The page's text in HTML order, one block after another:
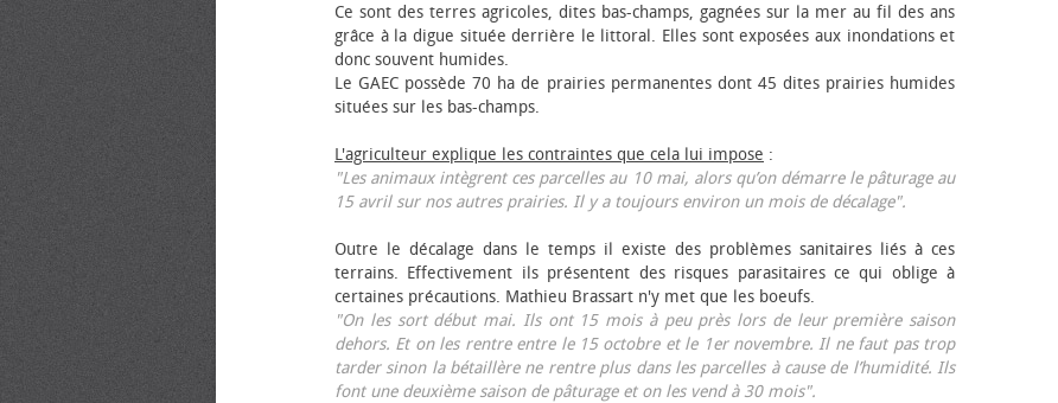
Ce sont des terres agricoles, dites bas-champs, gagnées sur la mer au fil des ans
grâce à la digue située derrière le littoral. Elles sont exposées aux inondations et
donc souvent humides.
Le GAEC possède 70 ha de prairies permanentes dont 45 dites prairies humides
situées sur les bas-champs.
L'agriculteur explique les contraintes que cela lui impose :
"Les animaux intègrent ces parcelles au 10 mai, alors qu’on démarre le pâturage au
15 avril sur nos autres prairies. Il y a toujours environ un mois de décalage".
Outre le décalage dans le temps il existe des problèmes sanitaires liés à ces
terrains. Effectivement ils présentent des risques parasitaires ce qui oblige à
certaines précautions. Mathieu Brassart n'y met que les bœufs.
"On les sort début mai. Ils ont 15 mois à peu près lors de leur première saison
dehors. Et on les rentre entre le 15 octobre et le 1er novembre. Il ne faut pas trop
tarder sinon la bétaillère ne rentre plus dans les parcelles à cause de l’humidité. Ils
font une deuxième saison de pâturage et on les vend à 30 mois".